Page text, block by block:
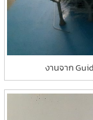
งานจาก